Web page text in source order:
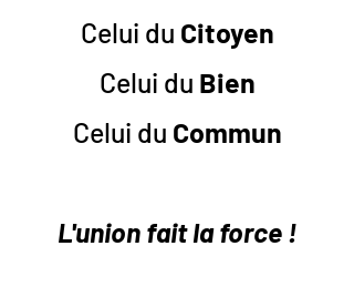
Celui du Citoyen
Celui du Bien
Celui du Commun
L'union faitla force !